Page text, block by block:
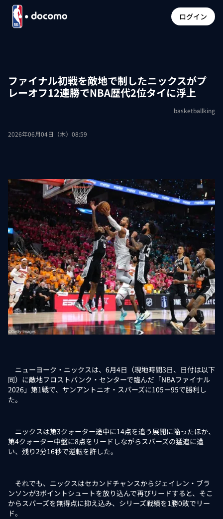
ログイン
ファイナル初戦を敵地で制したニックスがプ
レーオフ12連勝でNBA歴代2位タイに浮上
basketballking
2026年06月04日（木）08:59
ニューヨーク・ニックスは、6月4日（現地時間3日、日付は以下
同）に敵地フロストバンク・センターで臨んだ「NBAファイナル
2026」第1戦で、サンアントニオ・スパーズに105－95で勝利し
た。
ニックスは第3クォーター途中に14点を追う展開に陥ったほか、
第4クォーター中盤に8点をリードしながらスパーズの猛追に遭
い、残り2分16秒で逆転を許した。
それでも、ニックスはセカンドチャンスからジェイレン・ブラ
ンソンが3ポイントシュートを放り込んで再びリードすると、そこ
からスパーズを無得点に抑え込み、シリーズ戦績を1勝0敗でリー
ド。